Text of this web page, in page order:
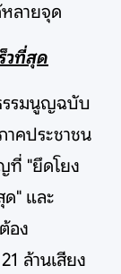
ลายจุด
วที่สุด
รรมนูญฉบับ
คประชาชน
ที่ "ยึดโยง
ด" และ
อง
ล้านเสียง